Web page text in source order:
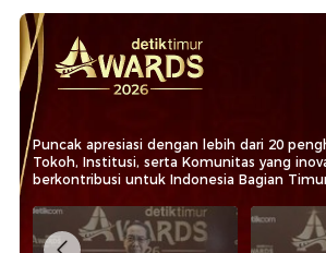
Puncak apresiasi dengan lebih dari 20
Tokoh, Institusi, serta Komunitas yang
berkontribusi untuk Indonesia Bagian